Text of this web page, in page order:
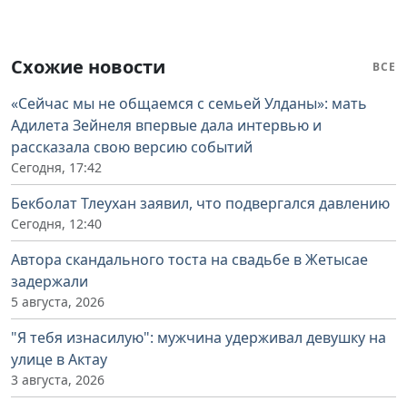
Схожие новости ВСЕ
«Сейчас мы не общаемся с семьей Улданы»: мать
Адилета Зейнеля впервые дала интервью и
рассказала свою версию событий
Сегодня, 17:42
Бекболат Тлеухан заявил, что подвергался давлению
Сегодня, 12:40
Автора скандального тоста на свадьбе в Жетысае
задержали
5 августа, 2026
"Я тебя изнасилую": мужчина удерживал девушку на
улице в Актау
3 августа, 2026